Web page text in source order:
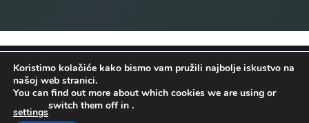
OSATINA GRUPA d.o.o. 2026
. Configured
byINFOS Osijek. Sva prava pridržana.
Koristimo kolačiće kako bismo vam pružili najbolje iskustvo na
našoj web stranici.
You can find out more about which cookies we are using or
switch them off in
settings
.